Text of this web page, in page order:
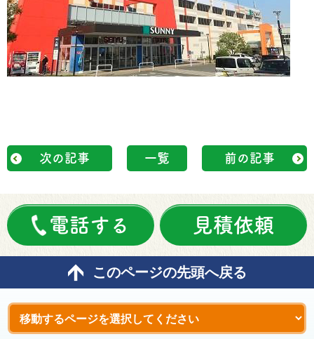
次の記事 一覧 前の記事
電話する 見積依頼
このページの先頭へ戻る